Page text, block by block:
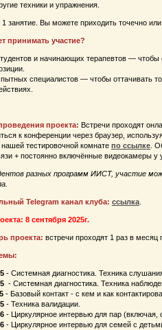
техники и упражнения.
занятие. Вы можете приходить точечно
принимать участие?
и начинающих терапевтов — чтобы
специалистов — чтобы оттачивать
проекта: Встречи проходят
к конференции через браузер,
тестировочной комнате по ссылке .
+ постоянно включённые видеокамеры у
разных программ ИИСТ, участие
Telegram канал клуба: ссылка
8 сентября 2025г.
проекта: встречи проходят 1 раз в
- Системная диагностика. Техника
- Системная диагностика. Техника
- Базовый контакт - с кем и как
- Техника валидации.
- Циркулярное интервью для пар (включая,
- Циркулярное интервью для семей с